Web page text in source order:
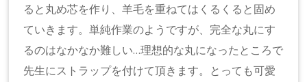
ると丸め芯を作り、羊毛を重ねてはくるくると固め
ていきます。単純作業のようですが、完全な丸にす
るのはなかなか難しい…理想的な丸になったところで
先生にストラップを付けて頂きます。とっても可愛